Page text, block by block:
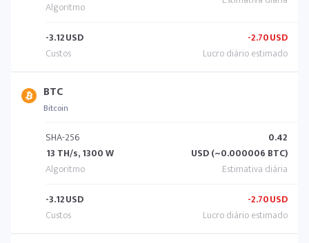
-3.12USD -2.70USD
BTC
Bitcoin
SHA-256
13 TH/s, 1300 W
0.42
USD (~0.000006 BTC)
-3.12USD -2.70USD